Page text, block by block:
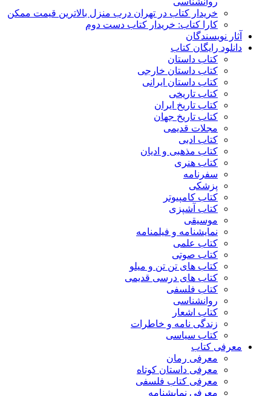
خریدار کتاب در تهران درب منزل بالاترین قیمت ممکن
کارا کتاب: خریدار کتاب دست دوم
آثار نویسندگان
دانلود رایگان کتاب
کتاب داستان
کتاب داستان خارجی
کتاب داستان ایرانی
کتاب تاریخی
کتاب تاریخ ایران
کتاب تاریخ جهان
مجلات قدیمی
کتاب ادبی
کتاب مذهبی و ادیان
کتاب هنری
سفرنامه
پزشکی
کتاب کامپیوتر
کتاب آشپزی
موسیقی
نمایشنامه و فیلمنامه
کتاب علمی
کتاب صوتی
کتاب های تن تن و میلو
کتاب های درسی قدیمی
کتاب فلسفی
روانشناسی
کتاب اشعار
زندگی نامه و خاطرات
کتاب سیاسی
معرفی کتاب
معرفی رمان
معرفی داستان کوتاه
معرفی کتاب فلسفی
معرفی نمایشنامه